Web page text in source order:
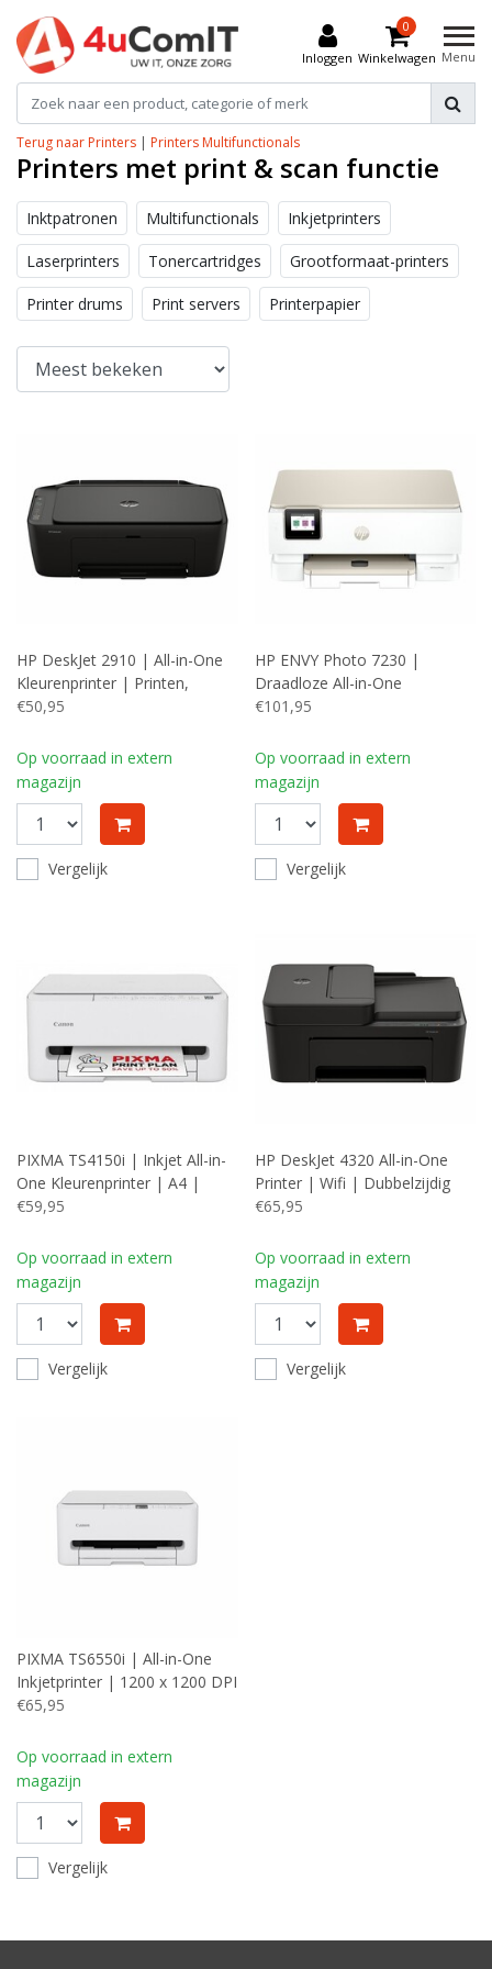
Inloggen
0
Winkelwagen Menu
Terug naar Printers | Printers Multifunctionals
Printers met print & scan functie
Inktpatronen Multifunctionals Inkjetprinters
Laserprinters Tonercartridges Grootformaat-printers
Printer drums Print servers Printerpapier
HP DeskJet 2910 | All-in-One
Kleurenprinter | Printen,
Scannen en Kopiëren | WiFi
€50,95
Op voorraad in extern
magazijn
Vergelijk
HP ENVY Photo 7230 |
Draadloze All-in-One
Kleurenprinter | WiFi |
€101,95
Op voorraad in extern
magazijn
Vergelijk
PIXMA TS4150i | Inkjet All-in-
One Kleurenprinter | A4 |
1200 x 1200 DPI | Wifi |
Wit
€59,95
Op voorraad in extern
magazijn
Vergelijk
HP DeskJet 4320 All-in-One
Printer | Wifi | Dubbelzijdig
Printen | Scan en Kopieer | A4
€65,95
Op voorraad in extern
magazijn
Vergelijk
PIXMA TS6550i | All-in-One
Inkjetprinter | 1200 x 1200 DPI
| Wi-Fi | Kleur
€65,95
Op voorraad in extern
magazijn
Vergelijk